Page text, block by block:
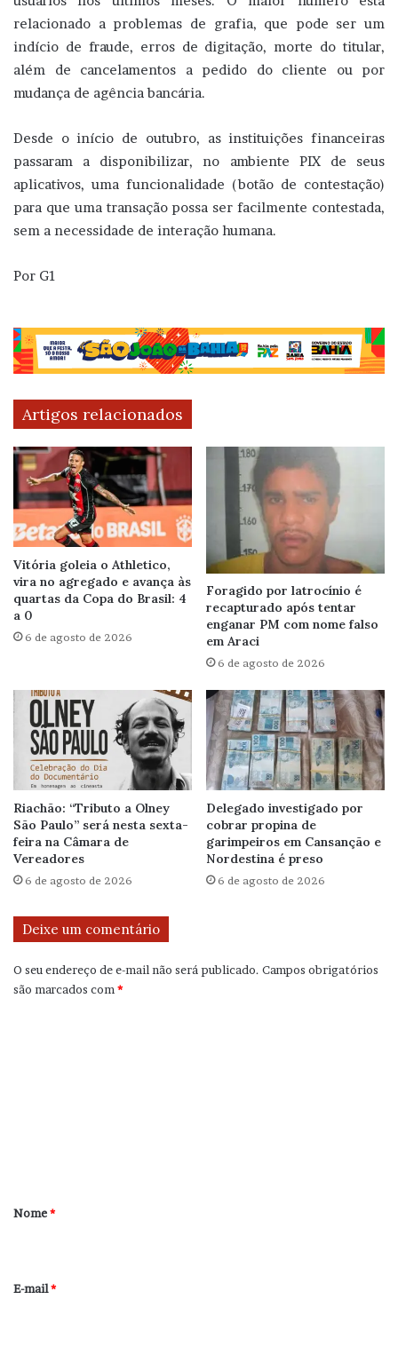
relacionado a problemas de grafia, que pode ser um
indício de fraude, erros de digitação, morte do titular,
além de cancelamentos a pedido do cliente ou por
mudança de agência bancária.
Desde o início de outubro, as instituições financeiras
passaram a disponibilizar, no ambiente PIX de seus
aplicativos, uma funcionalidade (botão de contestação)
para que uma transação possa ser facilmente contestada,
sem a necessidade de interação humana.
Por G1
Artigos relacionados
Vitória goleia o Athletico,
vira no agregado e avança às
quartas da Copa do Brasil: 4
a 0
6 de agosto de 2026
Foragido por latrocínio é
recapturado após tentar
enganar PM com nome falso
em Araci
6 de agosto de 2026
Riachão: “Tributo a Olney
São Paulo” será nesta sexta-
feira na Câmara de
Vereadores
6 de agosto de 2026
Delegado investigado por
cobrar propina de
garimpeiros em Cansanção e
Nordestina é preso
6 de agosto de 2026
Deixe um comentário
O seu endereço de e-mail não será publicado. Campos obrigatórios
são marcados com *
r
*
Nome*
E-mail*